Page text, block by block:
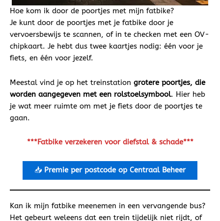
Hoe kom ik door de poortjes met mijn fatbike?
Je kunt door de poortjes met je fatbike door je
vervoersbewijs te scannen, of in te checken met een OV-
chipkaart. Je hebt dus twee kaartjes nodig: één voor je
fiets, en één voor jezelf.
Meestal vind je op het treinstation grotere poortjes, die
worden aangegeven met een rolstoelsymbool. Hier heb
je wat meer ruimte om met je fiets door de poortjes te
gaan.
***Fatbike verzekeren voor diefstal & schade***
📥 Premie per postcode op Centraal Beheer
Kan ik mijn fatbike meenemen in een vervangende bus?
Het gebeurt weleens dat een trein tijdelijk niet rijdt, of